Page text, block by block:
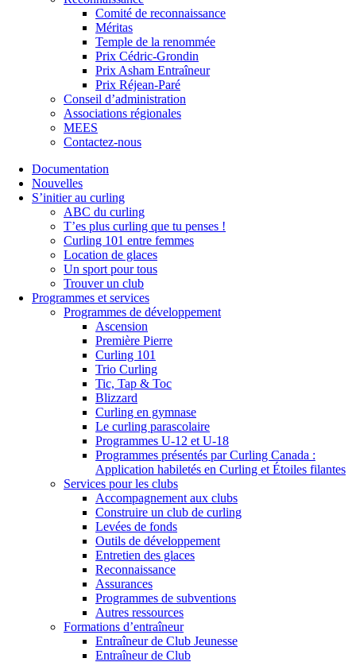
Comité de reconnaissance
Méritas
Temple de la renommée
Prix Cédric-Grondin
Prix Asham Entraîneur
Prix Réjean-Paré
Conseil d’administration
Associations régionales
MEES
Contactez-nous
Documentation
Nouvelles
S’initier au curling
ABC du curling
T’es plus curling que tu penses !
Curling 101 entre femmes
Location de glaces
Un sport pour tous
Trouver un club
Programmes et services
Programmes de développement
Ascension
Première Pierre
Curling 101
Trio Curling
Tic, Tap & Toc
Blizzard
Curling en gymnase
Le curling parascolaire
Programmes U-12 et U-18
Programmes présentés par Curling Canada :
Application habiletés en Curling et Étoiles filantes
Services pour les clubs
Accompagnement aux clubs
Construire un club de curling
Levées de fonds
Outils de développement
Entretien des glaces
Reconnaissance
Assurances
Programmes de subventions
Autres ressources
Formations d’entraîneur
Entraîneur de Club Jeunesse
Entraîneur de Club